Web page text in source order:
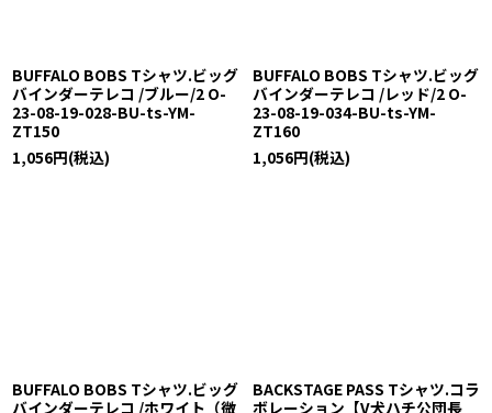
BUFFALO BOBS Tシャツ.ビッグ
バインダーテレコ /ブルー/2 O-
23-08-19-028-BU-ts-YM-
ZT150
1,056円(税込)
BUFFALO BOBS Tシャツ.ビッグ
バインダーテレコ /レッド/2 O-
23-08-19-034-BU-ts-YM-
ZT160
1,056円(税込)
BUFFALO BOBS Tシャツ.ビッグ
バインダーテレコ /ホワイト（微
BACKSTAGE PASS Tシャツ.コラ
ボレーション【V犬ハチ公団長